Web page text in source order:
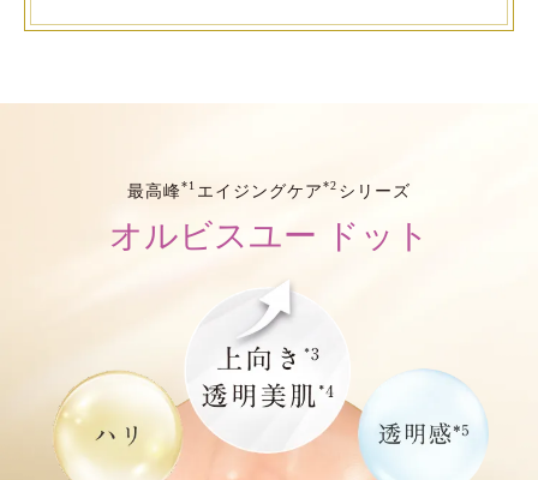
最高峰*1 エイジングケア*2 シリーズ
オルビスユー ドット